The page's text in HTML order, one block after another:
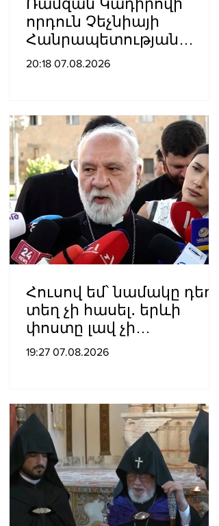
Ռամզան Կադիրովի
որդուն Չեչնիայի
Հանրապետության
հերոսի կոչում են
20:18 07.08.2026
Հուսով եմ՝ նամակը դեռ
տեղ չի հասել․ երևի
փոստը լավ չի
աշխատում․ Նաթան
պատրիարքի լռության
մասին
19:27 07.08.2026